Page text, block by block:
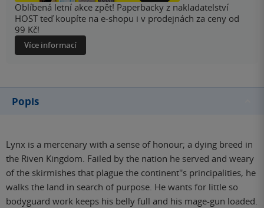
Oblíbená letní akce zpět! Paperbacky z nakladatelství
HOST teď koupíte na e-shopu i v prodejnách za ceny od
99 Kč!
Více informací
Popis
Lynx is a mercenary with a sense of honour; a dying breed in
the Riven Kingdom. Failed by the nation he served and weary
of the skirmishes that plague the continent''s principalities, he
walks the land in search of purpose. He wants for little so
bodyguard work keeps his belly full and his mage-gun loaded.